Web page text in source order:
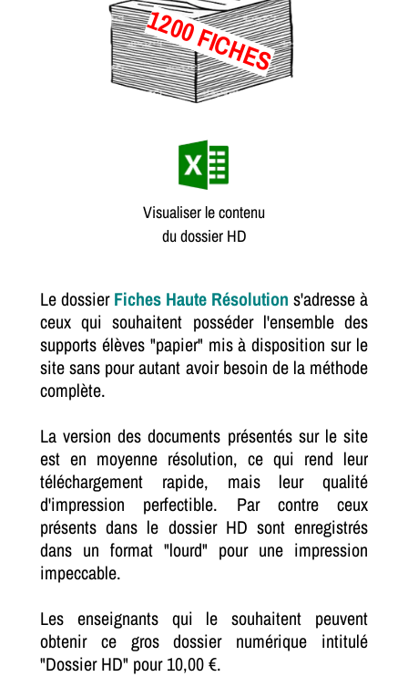
1200 FICHES
Visualiser le contenu
du dossier HD
Le dossierFiches Haute Résolution s'adresse à
ceux qui souhaitent posséder l'ensemble des
supports élèves "papier" mis à disposition sur le
site sans pour autant avoir besoin de la méthode
complète.
La version des documents présentés sur le site
est en moyenne résolution, ce qui rend leur
téléchargement rapide, mais leur qualité
d'impression perfectible. Par contre ceux
présents dans le dossier HD sont enregistrés
dans un format "lourd" pour une impression
impeccable.
Les enseignants qui le souhaitent peuvent
obtenir ce gros dossier numérique intitulé
"Dossier HD" pour 10,00 €.